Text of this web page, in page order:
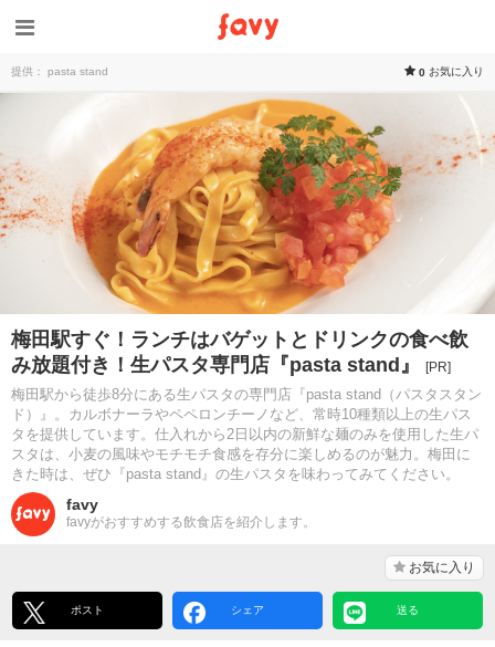
提供： pasta stand 0 お気に入り
梅田駅すぐ！ランチはバゲットとドリンクの食べ飲
み放題付き！生パスタ専門店『pasta stand』
[PR]
梅田駅から徒歩8分にある生パスタの専門店『pasta stand（パスタスタン
ド）』。カルボナーラやペペロンチーノなど、常時10種類以上の生パス
タを提供しています。仕入れから2日以内の新鮮な麺のみを使用した生パ
スタは、小麦の風味やモチモチ食感を存分に楽しめるのが魅力。梅田に
きた時は、ぜひ『pasta stand』の生パスタを味わってみてください。
favy
favyがおすすめする飲食店を紹介します。
お気に入り
ポスト シェア 送る